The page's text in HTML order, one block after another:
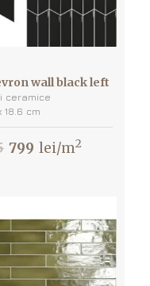
wall black left
ceramice
18.6 cm
799 lei/m2